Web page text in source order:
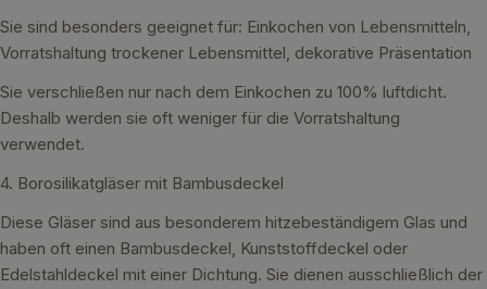
Sie sind besonders geeignet für: Einkochen von Lebensmitteln,
Vorratshaltung trockener Lebensmittel, dekorative Präsentation
Sie verschließen nur nach dem Einkochen zu 100% luftdicht.
Deshalb werden sie oft weniger für die Vorratshaltung
verwendet.
4. Borosilikatgläser mit Bambusdeckel
Diese Gläser sind aus besonderem hitzebeständigem Glas und
haben oft einen Bambusdeckel, Kunststoffdeckel oder
Edelstahldeckel mit einer Dichtung. Sie dienen ausschließlich der